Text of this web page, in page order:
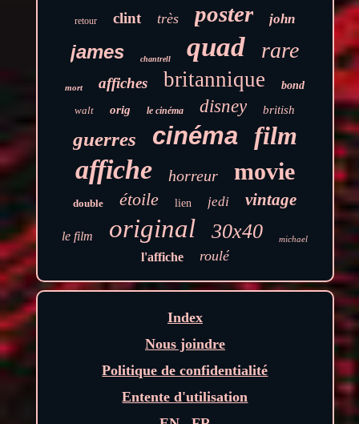
retour clint très poster john
james chantrell quad rare
mort affiches britannique bond
walt orig le cinéma disney british
guerres cinéma film
affiche horreur movie
double étoile lien jedi vintage
le film original 30x40 michael
l'affiche roulé
Index
Nous joindre
Politique de confidentialité
Entente d'utilisation